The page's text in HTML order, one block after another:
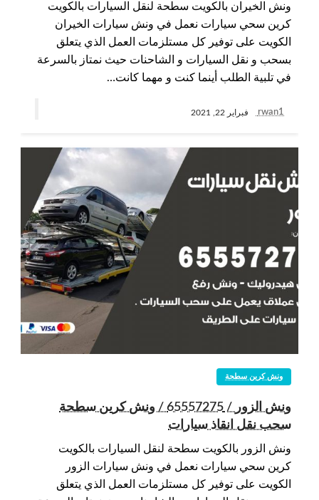
ونش الخيران بالكويت سطحة لنقل السيارات بالكويت
كرين سحي سيارات نعمل في ونش سيارات الخيران
الكويت على توفير كل مستلزمات العمل الذي يتعلق
بسحب و نقل السيارات و الشاحنات حيث نمتاز بالسرعة
في تلبية الطلب أينما كنت و مهما كانت…
rwan1 فبراير 22, 2021
ونش كرين سطحة
ونش الزور / 65557275 / ونش كرين سطحة
سحب نقل انقاذ سيارات
ونش الزور بالكويت سطحة لنقل السيارات بالكويت
كرين سحي سيارات نعمل في ونش سيارات الزور
الكويت على توفير كل مستلزمات العمل الذي يتعلق